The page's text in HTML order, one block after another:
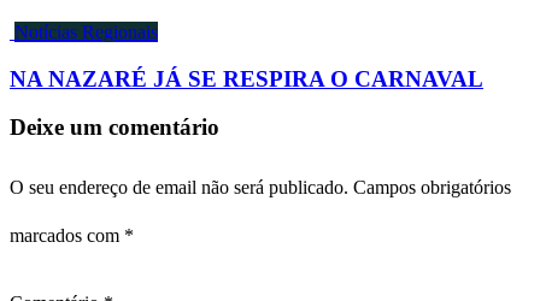
Notícias Regionais
NA NAZARÉ JÁ SE RESPIRA O CARNAVAL
Deixe um comentário
O seu endereço de email não será publicado. Campos obrigatórios
marcados com *